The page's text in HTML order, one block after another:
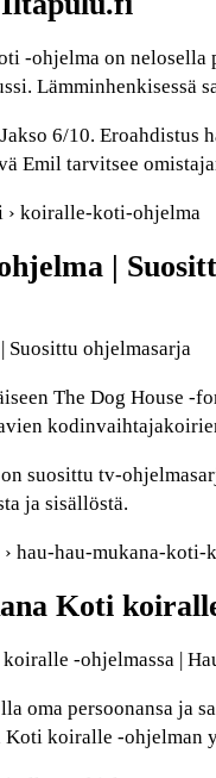
-ohjelma on nelosella
Lämminhenkisessä
6/10. Eroahdistus
Emil tarvitsee
koiralle-koti-ohjelma
|
ohjelmasarja
The Dog House -
suosittu tv-
ja sisällöstä.
› hau-hau-mukana-
Koti
-ohjelmassa |
oma persoonansa ja
Koti koiralle -ohjelman